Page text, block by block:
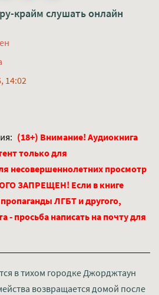
крайм слушать онлайн
14:02
(18+) Внимание! Аудиокнига
только для
несовершеннолетних просмотр
ЗАПРЕЩЕН! Если в книге
ЛГБТ и другого,
- просьба написать на почту для
в тихом городке Джорджтаун
возвращается домой после